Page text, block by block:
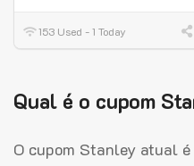
153 Used - 1 Today
Qual é o cupom
O cupom Stanley atual